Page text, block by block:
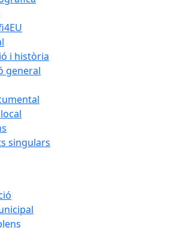
i història
general
singulars